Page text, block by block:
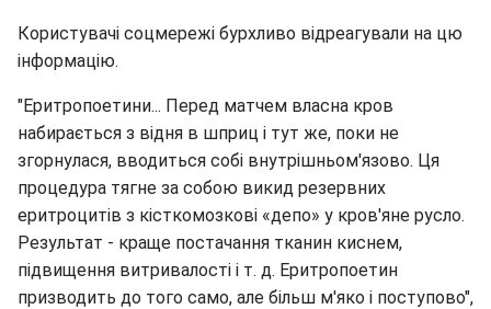
Користувачі соцмережі бурхливо відреагували на цю
інформацію.
"Еритропоетини... Перед матчем власна кров
набирається з відня в шприц і тут же, поки не
згорнулася, вводиться собі внутрішньом'язово. Ця
процедура тягне за собою викид резервних
еритроцитів з кісткомозкові «депо» у кров'яне русло.
Результат - краще постачання тканин киснем,
підвищення витривалості і т. д. Еритропоетин
призводить до того само, але більш м'яко і поступово",